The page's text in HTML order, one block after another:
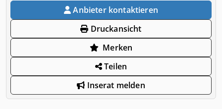
Anbieter kontaktieren
Druckansicht
Merken
Teilen
Inserat melden